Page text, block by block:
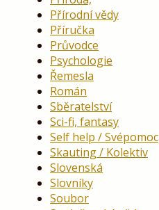
Přírodní vědy
Příručka
Průvodce
Psychologie
Řemesla
Román
Sběratelství
Sci-fi, fantasy
Self help / Svépomoc
Skauting / Kolektiv
Slovenská
Slovníky
Soubor